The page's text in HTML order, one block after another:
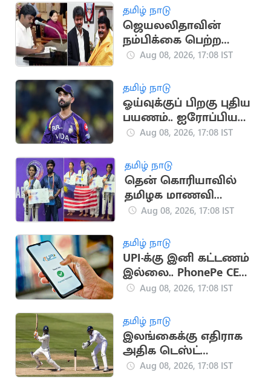
தமிழ் நாடு
ஜெயலலிதாவின்
நம்பிக்கை பெற்ற
சி.விஜயபாஸ்கர்..
Aug 08, 2026, 17:08 IST
தமிழ் நாடு
ஓய்வுக்குப் பிறகு புதிய
பயணம்.. ஐரோப்பிய
டி20 லீக்கில்
Aug 08, 2026, 17:08 IST
தமிழ் நாடு
தென் கொரியாவில்
தமிழக மாணவி
அசத்தல்.. உலக
போட்டியில்
வெண்கலம்
Aug 08, 2026, 17:08 IST
தமிழ் நாடு
UPI-க்கு இனி கட்டணம்
இல்லை.. PhonePe CEO
சமீர் நிகாம் உறுதி
Aug 08, 2026, 17:08 IST
தமிழ் நாடு
இலங்கைக்கு எதிராக
அதிக டெஸ்ட்
விக்கெட்டுகள்
Aug 08, 2026, 17:08 IST